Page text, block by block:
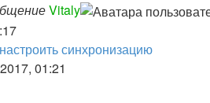
Vitaly
синхронизацию
01:21